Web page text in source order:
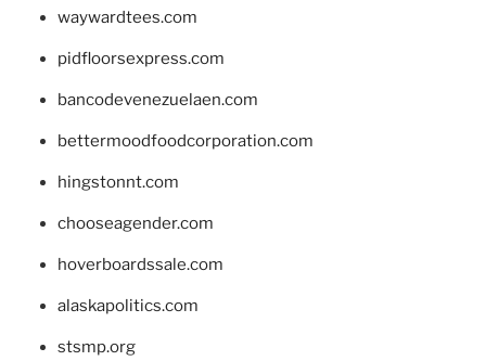
waywardtees.com
pidfloorsexpress.com
bancodevenezuelaen.com
bettermoodfoodcorporation.com
hingstonnt.com
chooseagender.com
hoverboardssale.com
alaskapolitics.com
stsmp.org